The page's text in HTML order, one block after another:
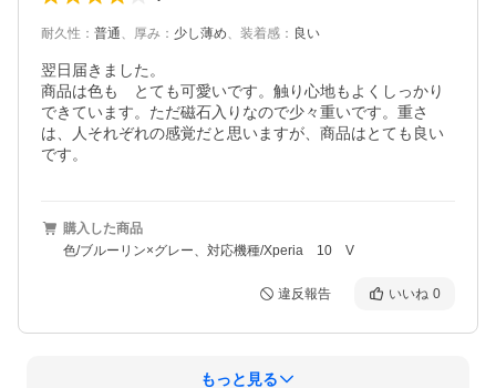
耐久性 ： 普通、 厚み ： 少し薄め、 装着感 ： 良い
翌日届きました。
商品は色も　とても可愛いです。触り心地もよくしっかり
できています。ただ磁石入りなので少々重いです。重さ
は、人それぞれの感覚だと思いますが、商品はとても良い
購入した商品
色/ブルーリン×グレー、対応機種/Xperia 10 V
違反報告 いいね 0
もっと見る